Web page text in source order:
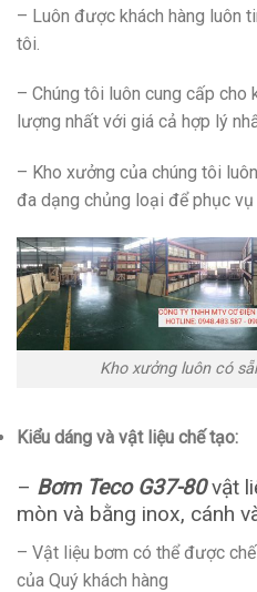
– Luôn được khách hàng luôn
tôi.
– Chúng tôi luôn cung cấp cho
lượng nhất với giá cả hợp lý
– Kho xưởng của chúng tôi
đa dạng chủng loại để phục vụ
Kho xưởng luôn có
Kiểu dáng và vật liệu chế tạo:
– Bơm Teco G37-80vật
mòn và bằng inox, cánh
– Vật liệu bơm có thể được
của Quý khách hàng